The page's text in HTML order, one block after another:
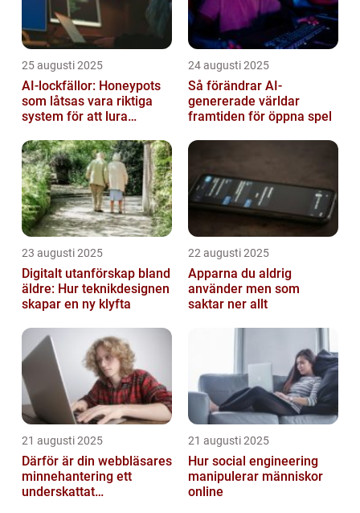
25 augusti 2025
AI-lockfällor: Honeypots
som låtsas vara riktiga
system för att lura
24 augusti 2025
Så förändrar AI-
genererade världar
framtiden för öppna spel
23 augusti 2025
Digitalt utanförskap bland
äldre: Hur teknikdesignen
skapar en ny klyfta
22 augusti 2025
Apparna du aldrig
använder men som
saktar ner allt
21 augusti 2025
Därför är din webbläsares
minnehantering ett
underskattat
21 augusti 2025
Hur social engineering
manipulerar människor
online